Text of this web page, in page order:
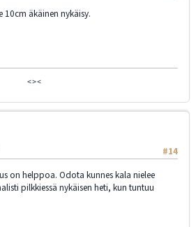
10cm äkäinen nykäisy.
#14
on helppoa. Odota kunnes kala nielee
pilkkiessä nykäisen heti, kun tuntuu